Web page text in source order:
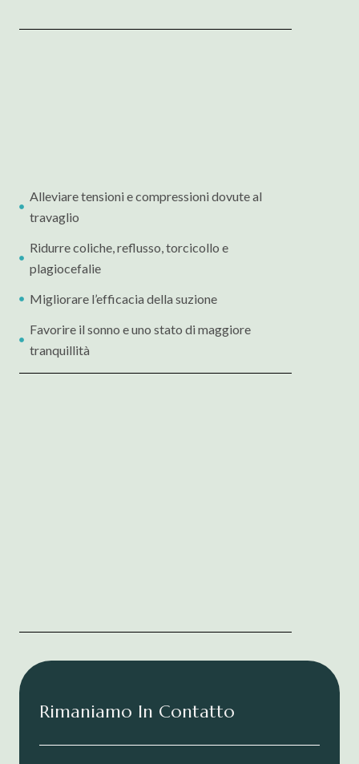
Alleviare tensioni e compressioni dovute al
travaglio
Ridurre coliche, reflusso, torcicollo e
plagiocefalie
Migliorare l’efficacia della suzione
Favorire il sonno e uno stato di maggiore
tranquillità
Rimaniamo In Contatto